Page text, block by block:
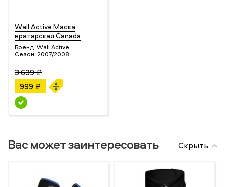
Wall Active Маска
вратарская Canada
Бренд: Wall Active
Сезон: 2007/2008
3 639 ₽
999 ₽
Вас может заинтересовать Скрыть